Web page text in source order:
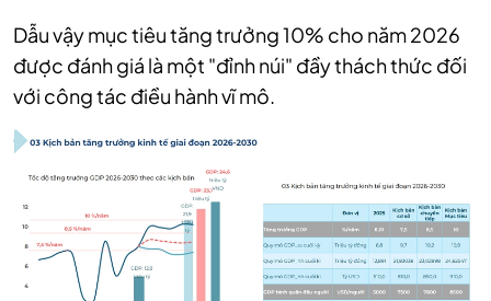
Dẫu vậy mục tiêu tăng trưởng 10% cho năm 2026
được đánh giá là một "đỉnh núi" đầy thách thức đối
với công tác điều hành vĩ mô.